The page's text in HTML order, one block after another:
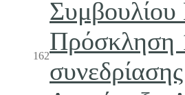
162
Πρόσκληση